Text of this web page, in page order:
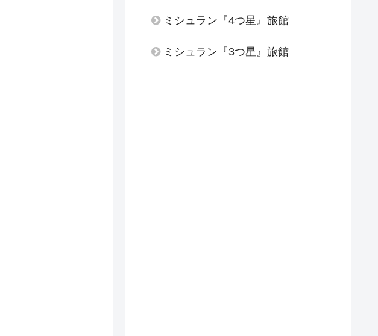
ミシュラン『4つ星』旅館
ミシュラン『3つ星』旅館